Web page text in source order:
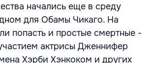
начались еще в среду
для Обамы Чикаго. На
попасть и простые смертные -
актрисы Дженнифер
Хэрби Хэнкоком и других